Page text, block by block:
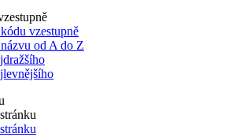
vzestupně
od A do Z